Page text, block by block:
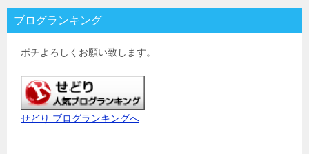
ブログランキング
ポチよろしくお願い致します。
せどり ブログランキングへ